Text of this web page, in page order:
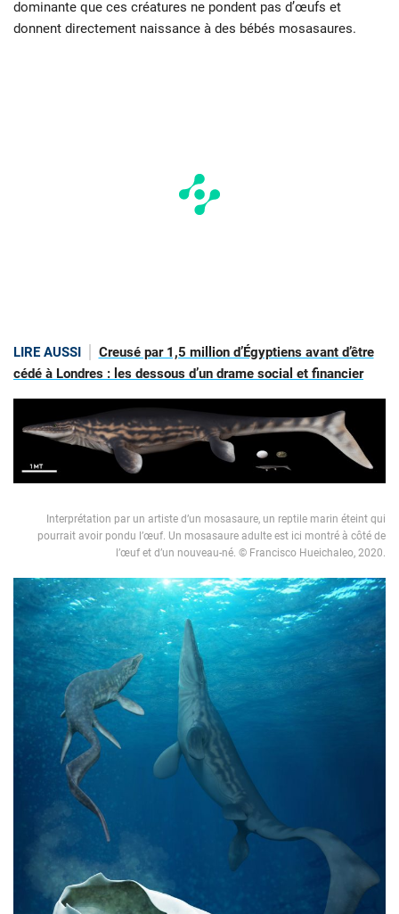
dominante que ces créatures ne pondent pas d’œufs et
donnent directement naissance à des bébés mosasaures.
LIRE AUSSI
Creusé par 1,5 million d’Égyptiens avant d’être
cédé à Londres : les dessous d’un drame social et financier
Interprétation par un artiste d’un mosasaure, un reptile marin éteint qui
pourrait avoir pondu l’œuf. Un mosasaure adulte est ici montré à côté de
l’œuf et d’un nouveau-né. © Francisco Hueichaleo, 2020.